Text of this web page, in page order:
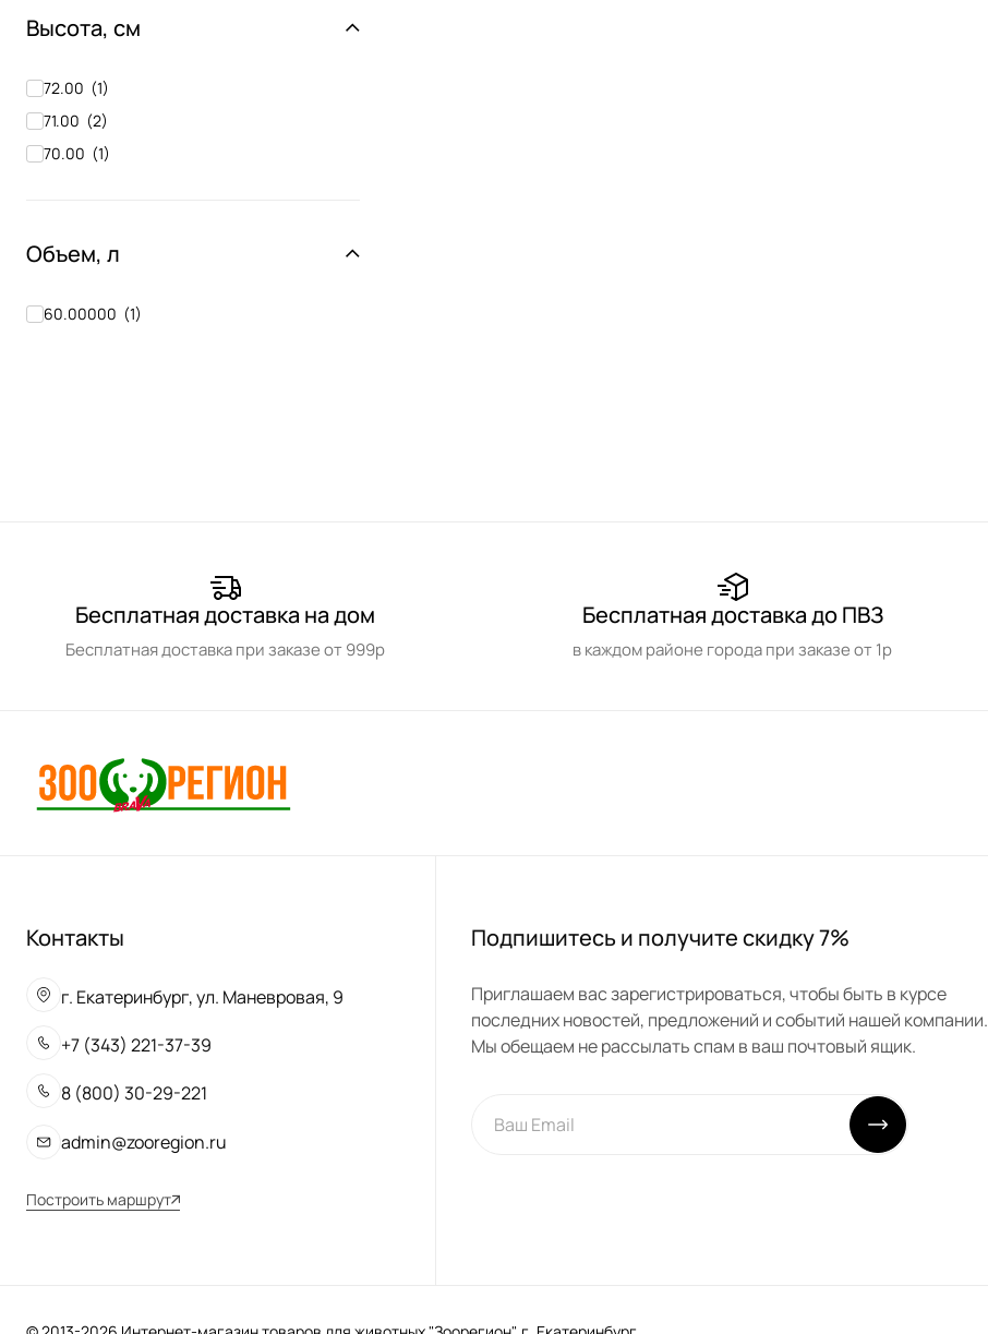
Высота, см
72.00 (1)
71.00 (2)
70.00 (1)
Объем, л
60.00000 (1)
Бесплатная доставка на дом
Бесплатная доставка при заказе от 999р
Бесплатная доставка до ПВЗ
в каждом районе города при заказе от 1р
Контакты
г. Екатеринбург, ул. Маневровая, 9
+7 (343) 221-37-39
8 (800) 30-29-221
admin@zooregion.ru
Построить маршрут
Подпишитесь и получите скидку 7%
Приглашаем вас зарегистрироваться, чтобы быть в курсе
последних новостей, предложений и событий нашей компании.
Мы обещаем не рассылать спам в ваш почтовый ящик.